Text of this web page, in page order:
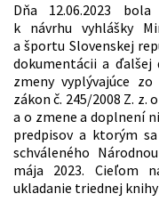
Dňa 12.06.2023
k návrhu vyhlášky
a športu Slovenskej
dokumentácii a
zmeny vyplývajúce
zákon č. 245/2008 Z. z.
a o zmene a doplnení
predpisov a ktorým
schváleného
mája 2023. Cieľom
ukladanie triednej